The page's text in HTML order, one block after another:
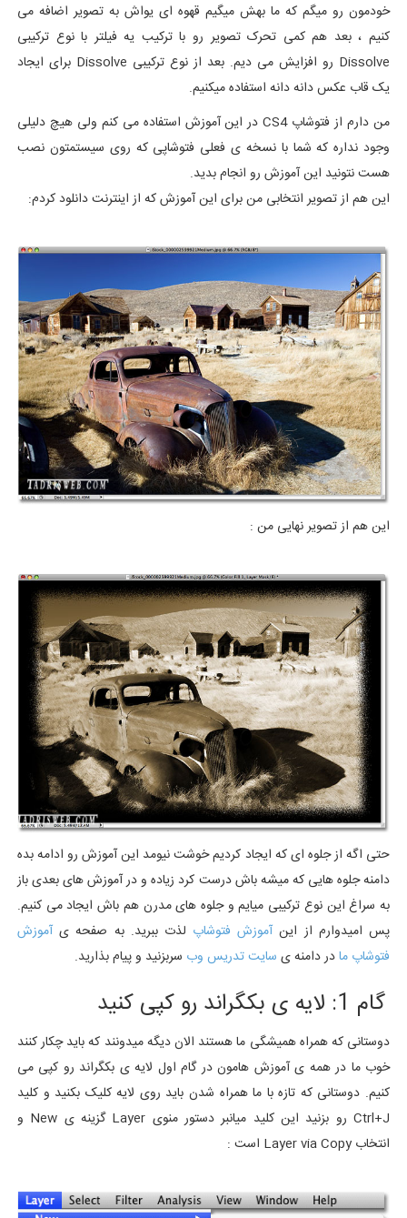
خودمون رو میگم که ما بهش میگیم قهوه ای یواش به تصویر اضافه می
کنیم ، بعد هم کمی تحرک تصویر رو با ترکیب یه فیلتر با نوع ترکیبی
Dissolve رو افزایش می دیم. بعد از نوع ترکیبی Dissolve برای ایجاد
یک قاب عکس دانه دانه استفاده میکنیم.
من دارم از فتوشاپ CS4 در این آموزش استفاده می کنم ولی هیچ دلیلی
وجود نداره که شما با نسخه ی فعلی فتوشاپی که روی سیستمتون نصب
هست نتونید این آموزش رو انجام بدید.
این هم از تصویر انتخابی من برای این آموزش که از اینترنت دانلود کردم:
این هم از تصویر نهایی من :
حتی اگه از جلوه ای که ایجاد کردیم خوشت نیومد این آموزش رو ادامه بده
دامنه جلوه هایی که میشه باش درست کرد زیاده و در آموزش های بعدی باز
به سراغ این نوع ترکیبی میایم و جلوه های مدرن هم باش ایجاد می کنیم.
پس امیدوارم از این آموزش فتوشاپ لذت ببرید. به صفحه ی آموزش
فتوشاپ مادر دامنه ی سایت تدریس وب سربزنید و پیام بذارید.
گام 1: لایه ی بکگراند رو کپی کنید
دوستانی که همراه همیشگی ما هستند الان دیگه میدونند که باید چکار کنند
خوب ما در همه ی آموزش هامون در گام اول لایه ی بکگراند رو کپی می
کنیم. دوستانی که تازه با ما همراه شدن باید روی لایه کلیک بکنید و کلید
Ctrl+J رو بزنید این کلید میانبر دستور منوی Layer گزینه ی New و
انتخاب Layer via Copy است :